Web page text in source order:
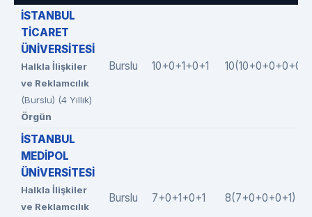
İSTANBUL
TİCARET
ÜNİVERSİTESİ
Halkla İlişkiler
ve Reklamcılık
(Burslu) (4 Yıllık)
Örgün
Burslu 10+0+1+0+1 10(10+0+0+0+0)
İSTANBUL
MEDİPOL
ÜNİVERSİTESİ
Halkla İlişkiler
ve Reklamcılık
Burslu 7+0+1+0+1 8(7+0+0+0+1)